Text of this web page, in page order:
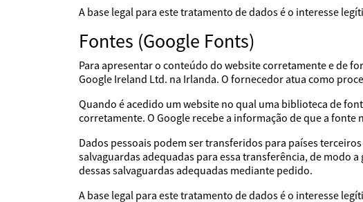
A base legal para este tratamento de dados é o interesse
Fontes (Google Fonts)
Para apresentar o conteúdo do website corretamente e de
Google Ireland Ltd. na Irlanda. O fornecedor atua como
Quando é acedido um website no qual uma biblioteca de
corretamente. O Google recebe a informação de que a
Dados pessoais podem ser transferidos para países
salvaguardas adequadas para essa transferência, de modo
dessas salvaguardas adequadas mediante pedido.
A base legal para este tratamento de dados é o interesse